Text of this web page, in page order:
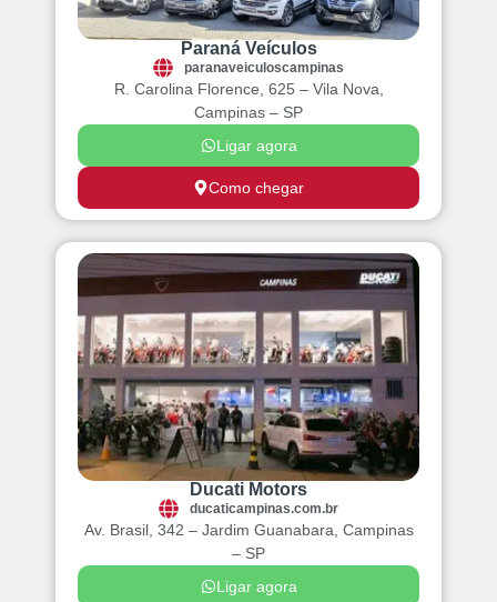
Paraná Veículos
paranaveiculoscampinas
Como chegar
Ligar agora
R. Carolina Florence, 625 – Vila Nova,
Campinas – SP
Ducati Motors
ducaticampinas.com.br
Ligar agora
Av. Brasil, 342 – Jardim Guanabara, Campinas
– SP